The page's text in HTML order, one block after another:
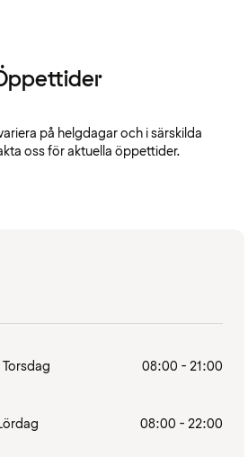
på helgdagar och i särskilda
oss för aktuella öppettider.
08:00 - 21:00
08:00 - 22:00